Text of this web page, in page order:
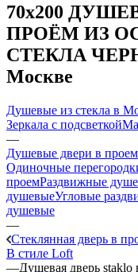
70x200
ПРОЁМ ИЗ
СТЕКЛА
Москве
Душевые из стекла в
Зеркала с подсветкой
—
Душевые двери в
Одиночные
проемРаздвижные
душевыеУгловые
душевые
—
Стеклянная дверь в
В стиле Loft
—Душевая дверь staklo